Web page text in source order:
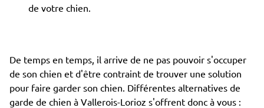
de votre chien.
De temps en temps, il arrive de ne pas pouvoir s'occuper
de son chien et d'être contraint de trouver une solution
pour faire garder son chien. Différentes alternatives de
garde de chien à Vallerois-Lorioz s'offrent donc à vous :